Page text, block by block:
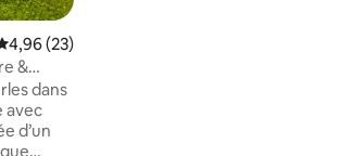
moyenne de 4,96 sur 5, 23 commentaires
4,96 (23)
&
dans
avec
d’un